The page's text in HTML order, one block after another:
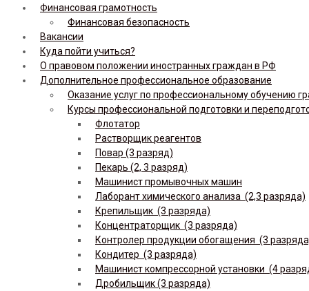
Финансовая грамотность
Финансовая безопасность
Вакансии
Куда пойти учиться?
О правовом положении иностранных граждан в РФ
Дополнительное профессиональное образование
Оказание услуг по профессиональному обучению
Курсы профессиональной подготовки и
Флотатор
Растворщик реагентов
Повар (3 разряд)
Пекарь (2, 3 разряд)
Машинист промывочных машин
Лаборант химического анализа (2,3 разряда)
Крепильщик (3 разряда)
Концентраторщик (3 разряда)
Контролер продукции обогащения (3
Кондитер (3 разряда)
Машинист компрессорной установки (4
Дробильщик (3 разряда)